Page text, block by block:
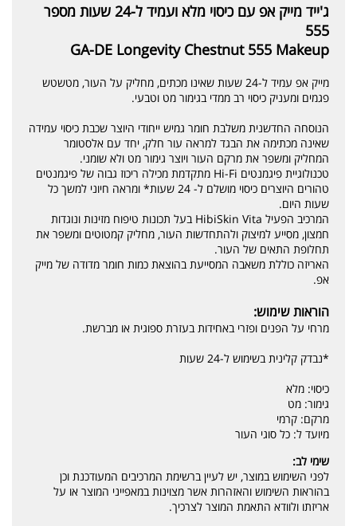
ג'ייד מייק אפ עם כיסוי מלא ועמיד ל-24 שעות מספר
555
GA-DE Longevity Chestnut 555 Makeup
מייק אפ עמיד ל-24 שעות שאינו מכתים, מחליק על העור, מטשטש
פגמים ומעניק כיסוי רב ממדי בגימור מט וטבעי.
הנוסחה החדשנית משלבת חומר גמיש ייחודי היוצר שכבת כיסוי עמידה
שאינה מכתימה את הבגד למראה עור חלק, יחד עם אלסטומר
המחליק ומשפר את מרקם העור ויוצר גימור מט ולא שומני.
טכנולוגיית פיגמנטים Hi-Fi מתקדמת מכילה ריכוז גבוה של פיגמנטים
טהורים היוצרים כיסוי מושלם ל- 24 שעות* ומראה חיוני למשך כל
שעות היום.
המרכיב הפעיל HibiSkin Vita בעל תכונות טיפוח מזינות ונוגדות
חמצון, מסייע למיצוק ולהתחדשות העור, מחליק קמטוטים ומשפר את
תחלופת התאים של העור.
האריזה כוללת משאבה המסייעת בהוצאת כמות חומר מדודה של מייק
אפ.
הוראות שימוש:
מרחי על הפנים ופזרי באחידות בעזרת ספוגית או מברשת.
*נבדק קלינית בשימוש ל-24 שעות
כיסוי: מלא
גימור: מט
מרקם: קרמי
מיועד ל: כל סוגי העור
שימי לב:
לפני השימוש במוצר, יש לעיין ברשימת המרכיבים המעודכנת וכן
בהוראות השימוש והאזהרות אשר מצוינות במאפייני המוצר או על
אריזתו ולוודא התאמת המוצר לצרכיך.